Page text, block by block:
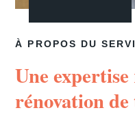
À PROPOS DU
Une
rénovation